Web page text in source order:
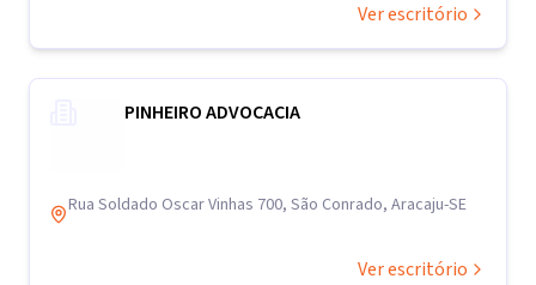
Ver escritório
PINHEIRO ADVOCACIA
Rua Soldado Oscar Vinhas 700, São Conrado, Aracaju-SE
Ver escritório